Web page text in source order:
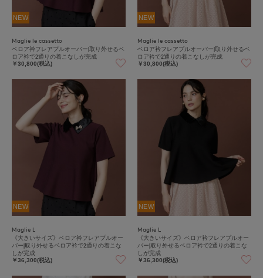
NEW
Maglie le cassetto
ベロア衿フレアプルオーバー|取り外せるベ
ロア衿で2通りの着こなしが完成
￥30,800(税込)
NEW
Maglie le cassetto
ベロア衿フレアプルオーバー|取り外せるベ
ロア衿で2通りの着こなしが完成
￥30,800(税込)
NEW
Maglie L
《大きいサイズ》ベロア衿フレアプルオー
バー|取り外せるベロア衿で2通りの着こな
しが完成
￥36,300(税込)
NEW
Maglie L
《大きいサイズ》ベロア衿フレアプルオー
バー|取り外せるベロア衿で2通りの着こな
しが完成
￥36,300(税込)